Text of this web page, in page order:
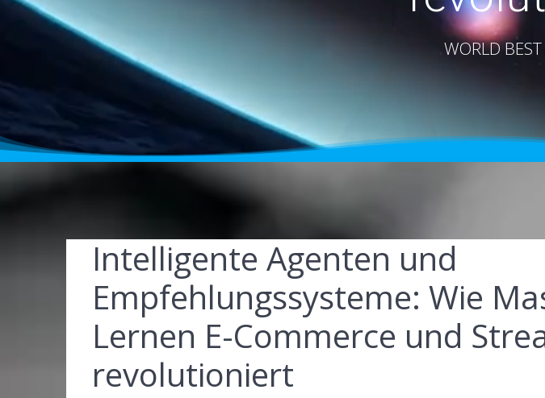
WORLD
Intelligente Agenten und
Empfehlungssysteme: Wie
Lernen E-Commerce und
revolutioniert